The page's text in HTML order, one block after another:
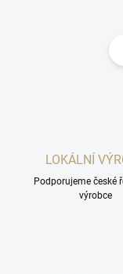
LOKÁLNÍ
Podporujeme české
výrobce